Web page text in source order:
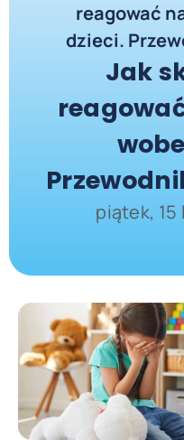
reagować
dzieci.
Jak
piątek,